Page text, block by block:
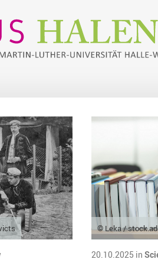
© Leka /
20.10.2025 in